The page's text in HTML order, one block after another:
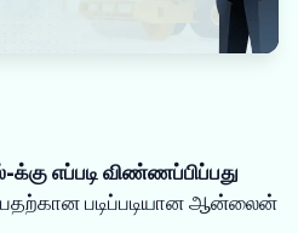
எப்படி விண்ணப்பிப்பது
படிப்படியான ஆன்லைன்